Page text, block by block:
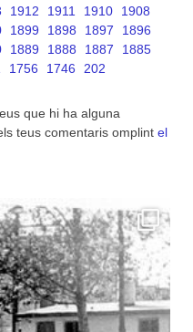
1912 1911 1910
1908
1899 1898 1897
1896
1889 1888 1887
1885
1756 1746 202
que hi ha alguna
teus comentaris omplint el